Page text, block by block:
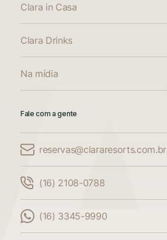
Clara in Casa
Clara Drinks
Na mídia
Fale com a gente
reservas@clararesorts.com.br
(16) 2108-0788
(16) 3345-9990
Compare até 3 acomodações
comparar